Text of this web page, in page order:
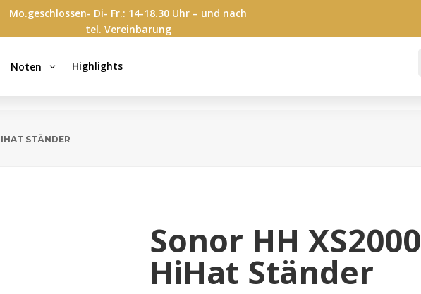
Mo.geschlossen- Di- Fr.: 14-18.30 Uhr – und nach
tel. Vereinbarung
Noten 3 Highlights
STÄNDER
Sonor HH XS2000
HiHat Ständer